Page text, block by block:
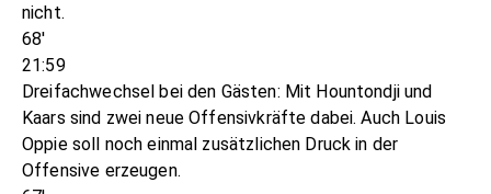
nicht.
68'
21:59
Dreifachwechsel bei den Gästen: Mit Hountondji und
Kaars sind zwei neue Offensivkräfte dabei. Auch Louis
Oppie soll noch einmal zusätzlichen Druck in der
Offensive erzeugen.